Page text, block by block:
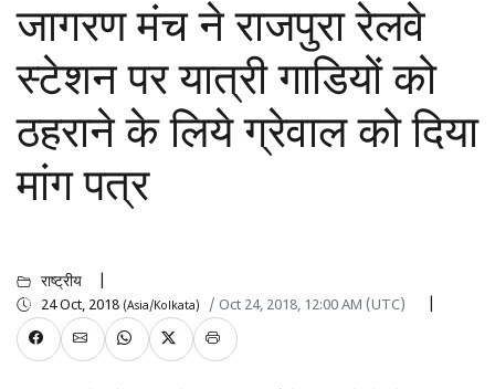
जागरण मंच ने राजपुरा रेलवे
स्टेशन पर यात्री गाडियों को
ठहराने के लिये ग्रेवाल को दिया
मांग पत्र
राष्ट्रीय
24 Oct, 2018 (Asia/Kolkata) / Oct 24, 2018, 12:00 AM (UTC)